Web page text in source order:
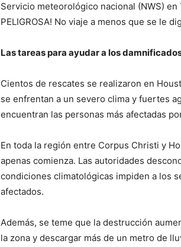
Servicio meteorológico nacional (NWS) en
PELIGROSA! No viaje a menos que se le
Las tareas para ayudar a los
Cientos de rescates se realizaron en
se enfrentan a un severo clima y fuertes
encuentran las personas más afectadas
En toda la región entre Corpus Christi y
apenas comienza. Las autoridades
condiciones climatológicas impiden a los
afectados.
Además, se teme que la destrucción
la zona y descargar más de un metro de